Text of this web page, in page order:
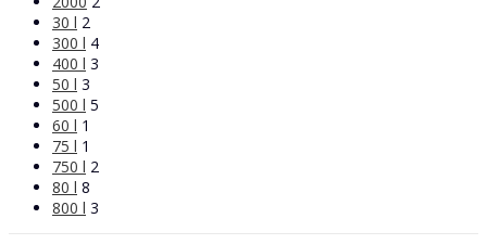
30 l 2
300 l 4
400 l 3
50 l 3
500 l 5
60 l 1
75 l 1
750 l 2
80 l 8
800 l 3